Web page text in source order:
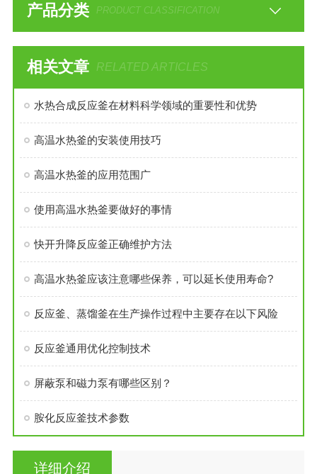
产品分类 PRODUCT CLASSIFICATION
相关文章 RELATED ARTICLES
水热合成反应釜在材料科学领域的重要性和优势
高温水热釜的安装使用技巧
高温水热釜的应用范围广
使用高温水热釜要做好的事情
快开升降反应釜正确维护方法
高温水热釜应该注意哪些保养，可以延长使用寿命?
反应釜、蒸馏釜在生产操作过程中主要存在以下风险
反应釜通用优化控制技术
屏蔽泵和磁力泵有哪些区别？
胺化反应釜技术参数
详细介绍